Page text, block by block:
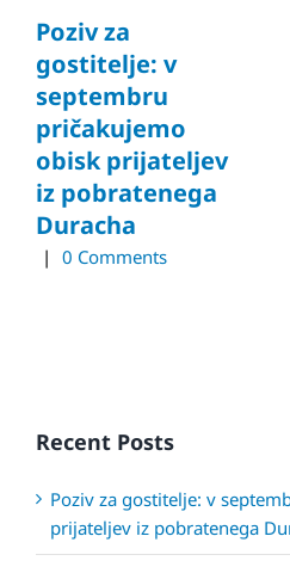
Poziv za
gostitelje: v
septembru
pričakujemo
obisk prijateljev
iz pobratenega
Duracha
| 0 Comments
Recent Posts
Poziv za gostitelje: v
prijateljev iz pobratenega